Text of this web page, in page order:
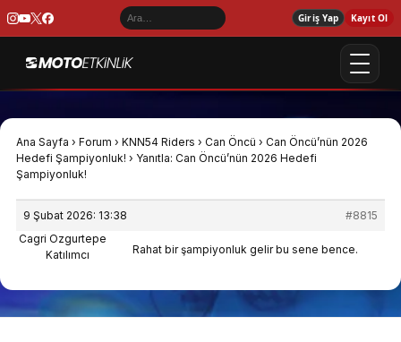
Giriş Yap Kayıt Ol
Ana Sayfa › Forum › KNN54 Riders › Can Öncü › Can Öncü’nün 2026
Hedefi Şampiyonluk! › Yanıtla: Can Öncü’nün 2026 Hedefi
Şampiyonluk!
9 Şubat 2026: 13:38
#8815
Cagri Ozgurtepe
Katılımcı
Rahat bir şampiyonluk gelir bu sene bence.